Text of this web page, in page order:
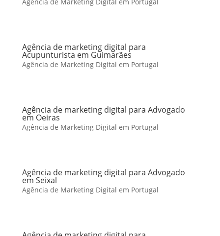
Agência de marketing digital para
Acupunturista em Guimarães
Agência de Marketing Digital em Portugal
Agência de marketing digital para Advogado
em Oeiras
Agência de Marketing Digital em Portugal
Agência de marketing digital para Advogado
em Seixal
Agência de Marketing Digital em Portugal